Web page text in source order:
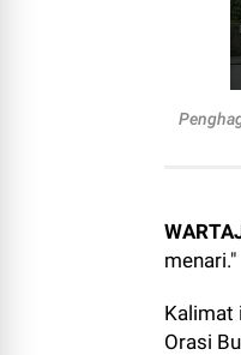
menari."
Kalimat
Orasi